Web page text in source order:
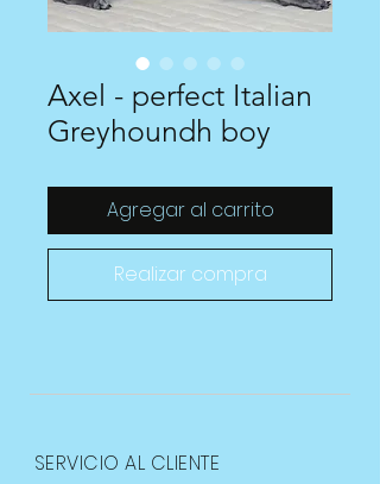
Axel - perfect Italian
Greyhoundh boy
Agregar al carrito
Realizar compra
SERVICIO AL CLIENTE